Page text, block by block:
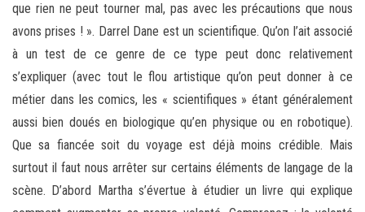
que rien ne peut tourner mal, pas avec les précautions que nous
avons prises ! ». Darrel Dane est un scientifique. Qu’on l’ait associé
à un test de ce genre de ce type peut donc relativement
s’expliquer (avec tout le flou artistique qu’on peut donner à ce
métier dans les comics, les « scientifiques » étant généralement
aussi bien doués en biologique qu’en physique ou en robotique).
Que sa fiancée soit du voyage est déjà moins crédible. Mais
surtout il faut nous arrêter sur certains éléments de langage de la
scène. D’abord Martha s’évertue à étudier un livre qui explique